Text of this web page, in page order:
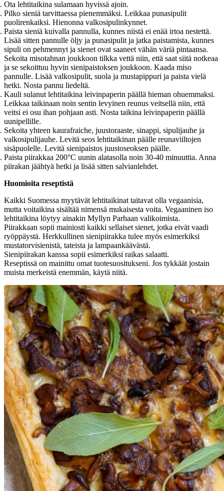
Ota lehtitaikina sulamaan hyvissä ajoin.
Pilko sieniä tarvittaessa pienemmäksi. Leikkaa punasipulit
puolirenkaiksi. Hienonna valkosipulinkynnet.
Paista sieniä kuivalla pannulla, kunnes niistä ei enää irtoa nestettä.
Lisää sitten pannulle öljy ja punasipulit ja jatka paistamista, kunnes
sipuli on pehmennyt ja sienet ovat saaneet vähän väriä pintaansa.
Sekoita misotahnan joukkoon tilkka vettä niin, että saat siitä notkeaa
ja se sekoittuu hyvin sienipaistoksen joukkoon. Kaada miso
pannulle. Lisää valkosipulit, suola ja mustapippuri ja paista vielä
hetki. Nosta pannu liedeltä.
Kauli sulanut lehtitaikina leivinpaperin päällä hieman ohuemmaksi.
Leikkaa taikinaan noin sentin levyinen reunus veitsellä niin, että
veitsi ei osu ihan pohjaan asti. Nosta taikina leivinpaperin päällä
uunipellille.
Sekoita yhteen kaurafraiche, juustoraaste, sinappi, sipulijauhe ja
valkosipulijauhe. Levitä seos lehtitaikinan päälle reunaviiltojen
sisäpuolelle. Levitä sienipaistos juustoseoksen päälle.
Paista piirakkaa 200°C uunin alatasolla noin 30-40 minuuttia. Anna
piirakan jäähtyä hetki ja lisää sitten salvianlehdet.
Huomioita reseptistä
Kaikki Suomessa myytävät lehtitaikinat taitavat olla vegaanisia,
mutta voitaikina sisältää nimensä mukaisesta voita. Vegaaninen iso
lehtitaikina löytyy ainakin Myllyn Parhaan valikoimista.
Piirakkaan sopii mainiosti kaikki sellaiset sienet, jotka eivät vaadi
ryöppäystä. Herkkullinen sienipiirakka tulee myös esimerkiksi
mustatorvisienistä, tateista ja lampaankäävästä.
Sienipiirakan kanssa sopii esimerkiksi raikas salaatti.
Reseptissä on mainittu omat tuotesuositukseni. Jos tykkäät jostain
muista merkeistä enemmän, käytä niitä.